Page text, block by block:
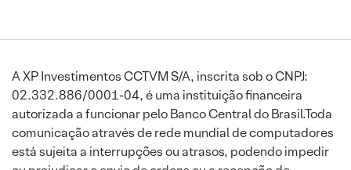
A XP Investimentos CCTVM S/A, inscrita sob o CNPJ:
02.332.886/0001-04, é uma instituição financeira
autorizada a funcionar pelo Banco Central do Brasil.Toda
comunicação através de rede mundial de computadores
está sujeita a interrupções ou atrasos, podendo impedir